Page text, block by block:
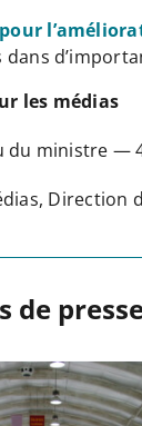
dans
les médias
du ministre —
de